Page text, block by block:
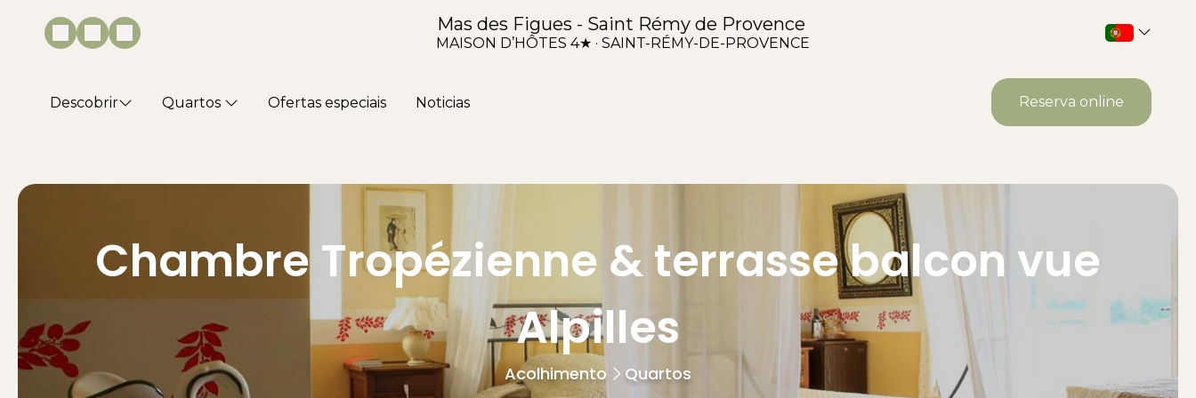
Mas des Figues - Saint Rémy de Provence
MAISON D’HÔTES 4★ · SAINT-RÉMY-DE-PROVENCE
Descobrir Quartos Ofertas especiais Noticias Reserva online
Chambre Tropézienne & terrasse balcon vue
Alpilles
Acolhimento Quartos